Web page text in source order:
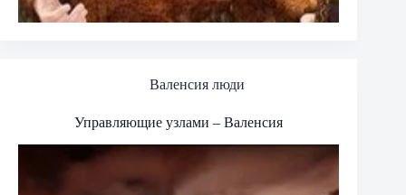
Валенсия люди
Управляющие узлами – Валенсия